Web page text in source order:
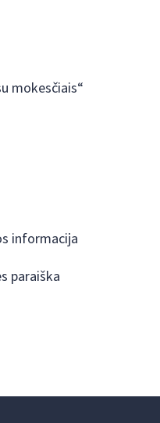
mokesčiais“
informacija
paraiška